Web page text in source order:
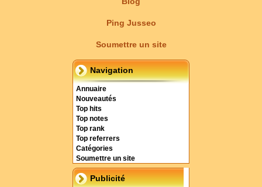
Ping Jusseo
Soumettre un site
Navigation
Annuaire
Nouveautés
Top hits
Top notes
Top rank
Top referrers
Catégories
Soumettre un site
Publicité